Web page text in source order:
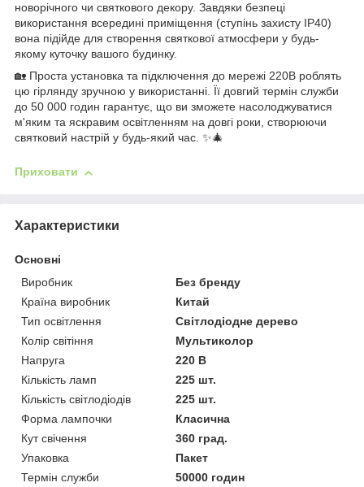
новорічного чи святкового декору. Завдяки безпеці
використання всередині приміщення (ступінь захисту IP40)
вона підійде для створення святкової атмосфери у будь-
якому куточку вашого будинку.
🏡 Проста установка та підключення до мережі 220В роблять
цю гірлянду зручною у використанні. Її довгий термін служби
до 50 000 годин гарантує, що ви зможете насолоджуватися
м'яким та яскравим освітленням на довгі роки, створюючи
святковий настрій у будь-який час. ✨🎄
Приховати
Характеристики
Основні
Виробник
Без бренду
Країна виробник
Китай
Тип освітлення
Світлодіодне дерево
Колір світіння
Мультиколор
Напруга
220 В
Кількість ламп
225 шт.
Кількість світлодіодів
225 шт.
Форма лампочки
Класична
Кут свічення
360 град.
Упаковка
Пакет
Термін служби
50000 годин